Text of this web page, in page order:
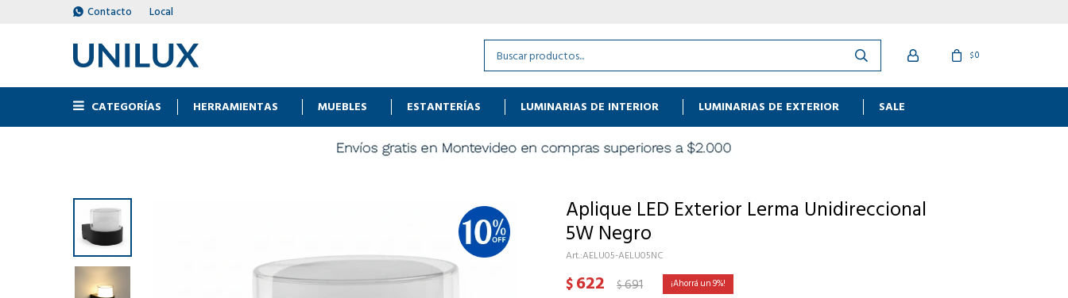
CATEGORÍAS HERRAMIENTAS MUEBLES ESTANTERÍAS LUMINARIAS DE INTERIOR LUMINARIAS DE EXTERIOR SALE
$0
Contacto Local
Aplique LED Exterior Lerma Unidireccional
5W Negro
AELU05-AELU05NC
$622 $691 9